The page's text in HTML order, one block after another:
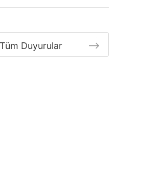
Tüm Duyurular